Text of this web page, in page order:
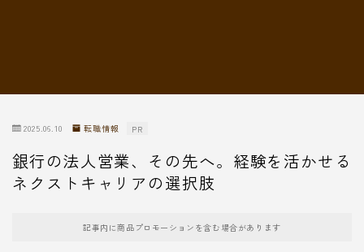
2025.06.10 転職情報 PR
銀行の法人営業、その先へ。経験を活かせる
ネクストキャリアの選択肢
記事内に商品プロモーションを含む場合があります